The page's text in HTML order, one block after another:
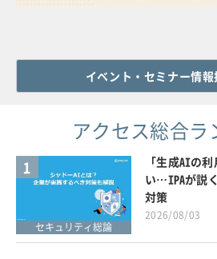
イベント・セミナー情
アクセス総合ラ
1
セキュリティ総論
「生成AIの
い…IPAが説
対策
2026/08/03